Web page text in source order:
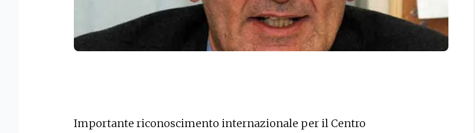
Importante riconoscimento internazionale per il Centro